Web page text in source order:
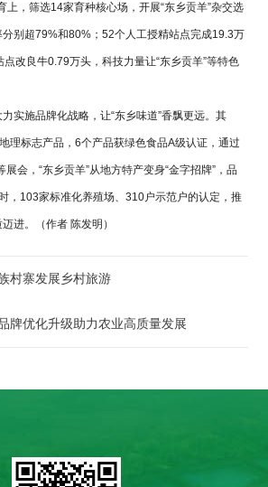
上，筛选14家育种核心场，开展“东乡贡羊”杂交选
别超79%和80%；52个人工授精站点完成19.3万
改良牛0.79万头，科技力量让“东乡贡羊”等特色
施品牌化战略，让“东乡味道”香飘更远。其
理标志产品，6个产品获绿色食品A级认证，通过
展会，“东乡贡羊”从地方特产变身“金字招牌”，品
，103家标准化养殖场、310户示范户的认定，推
进。（作者 陈发明）
村寨发展乡村旅游
牌优化升级助力农业高质量发展